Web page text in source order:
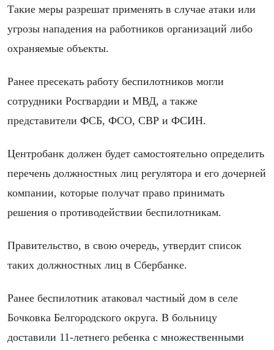
Такие меры разрешат применять в случае атаки или
угрозы нападения на работников организаций либо
охраняемые объекты.
Ранее пресекать работу беспилотников могли
сотрудники Росгвардии и МВД, а также
представители ФСБ, ФСО, СВР и ФСИН.
Центробанк должен будет самостоятельно определить
перечень должностных лиц регулятора и его дочерней
компании, которые получат право принимать
решения о противодействии беспилотникам.
Правительство, в свою очередь, утвердит список
таких должностных лиц в Сбербанке.
Ранее беспилотник атаковал частный дом в селе
Бочковка Белгородского округа. В больницу
доставили 11-летнего ребенка с множественными